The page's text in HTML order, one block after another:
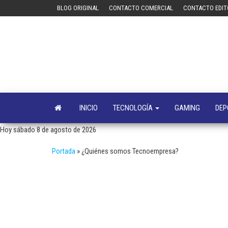
BLOG ORIGINAL CONTACTO COMERCIAL CONTACTO
INICIO TECNOLOGÍA GAMING
Hoy sábado 8 de agosto de 2026
Portada »¿Quiénes somos Tecnoempresa?